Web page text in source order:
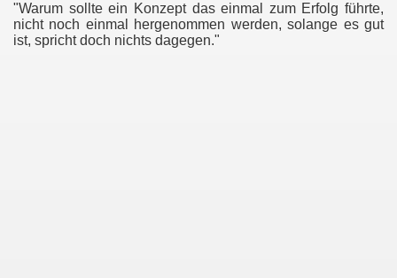
"Warum sollte ein Konzept das einmal zum Erfolg führte,
nicht noch einmal hergenommen werden, solange es gut
ist, spricht doch nichts dagegen."